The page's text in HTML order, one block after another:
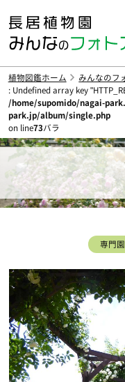
植物図鑑ホーム みんなのフ
: Undefined array key
/home/supomido/nagai-
park.jp/album/single.php
on line73バラ
専門